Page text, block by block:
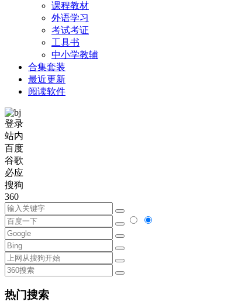
课程教材
外语学习
考试考证
工具书
中小学教辅
合集套装
最近更新
阅读软件
登录
站内
百度
谷歌
必应
搜狗
360
热门搜索